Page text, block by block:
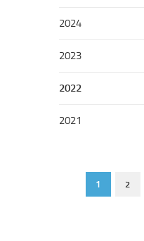
2024
2023
2022
2021
1 2